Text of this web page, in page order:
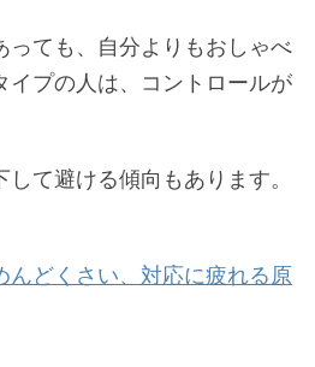
っても、自分よりもおしゃべ
イプの人は、コントロールが
て避ける傾向もあります。
んどくさい、対応に疲れる原